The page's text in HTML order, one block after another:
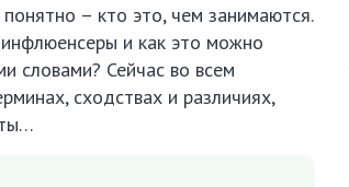
– кто это, чем занимаются.
и как это можно
словами? Сейчас во всем
сходствах и различиях,